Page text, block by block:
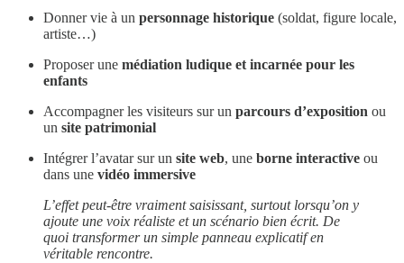
Donner vie à un personnage historique (soldat, figure locale,
artiste…)
Proposer une médiation ludique et incarnée pour les
enfants
Accompagner les visiteurs sur un parcours d’exposition ou
un site patrimonial
Intégrer l’avatar sur un site web, une borne interactive ou
dans une vidéo immersive
L’effet peut-être vraiment saisissant, surtout lorsqu’on y
ajoute une voix réaliste et un scénario bien écrit. De
quoi transformer un simple panneau explicatif en
véritable rencontre.